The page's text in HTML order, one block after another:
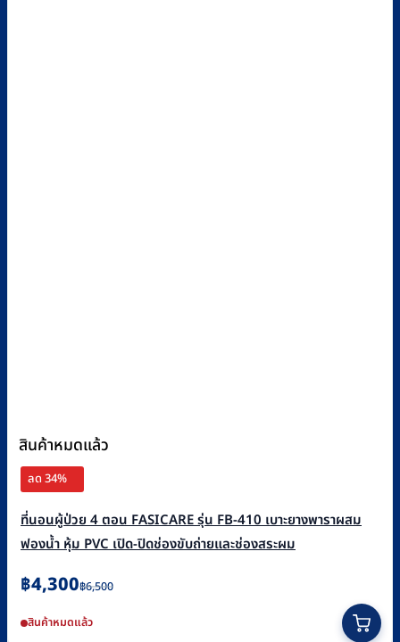
สินค้าหมดแล้ว
ลด 34%
ที่นอนผู้ป่วย 4 ตอน FASICARE รุ่น FB-410 เบาะยางพาราผสม
ฟองน้ำ หุ้ม PVC เปิด-ปิดช่องขับถ่ายและช่องสระผม
฿6,500
Original
was:
฿4,300
Current
is:สินค้าหมดแล้ว